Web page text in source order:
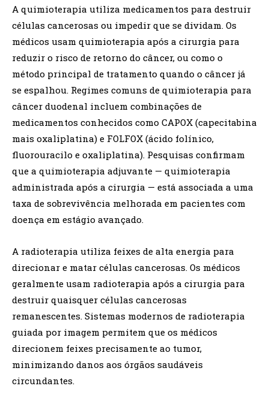
A quimioterapia utiliza medicamentos para destruir
células cancerosas ou impedir que se dividam. Os
médicos usam quimioterapia após a cirurgia para
reduzir o risco de retorno do câncer, ou como o
método principal de tratamento quando o câncer já
se espalhou. Regimes comuns de quimioterapia para
câncer duodenal incluem combinações de
medicamentos conhecidos como CAPOX (capecitabina
mais oxaliplatina) e FOLFOX (ácido folínico,
fluorouracilo e oxaliplatina). Pesquisas confirmam
que a quimioterapia adjuvante — quimioterapia
administrada após a cirurgia — está associada a uma
taxa de sobrevivência melhorada em pacientes com
doença em estágio avançado.
A radioterapia utiliza feixes de alta energia para
direcionar e matar células cancerosas. Os médicos
geralmente usam radioterapia após a cirurgia para
destruir quaisquer células cancerosas
remanescentes. Sistemas modernos de radioterapia
guiada por imagem permitem que os médicos
direcionem feixes precisamente ao tumor,
minimizando danos aos órgãos saudáveis
circundantes.